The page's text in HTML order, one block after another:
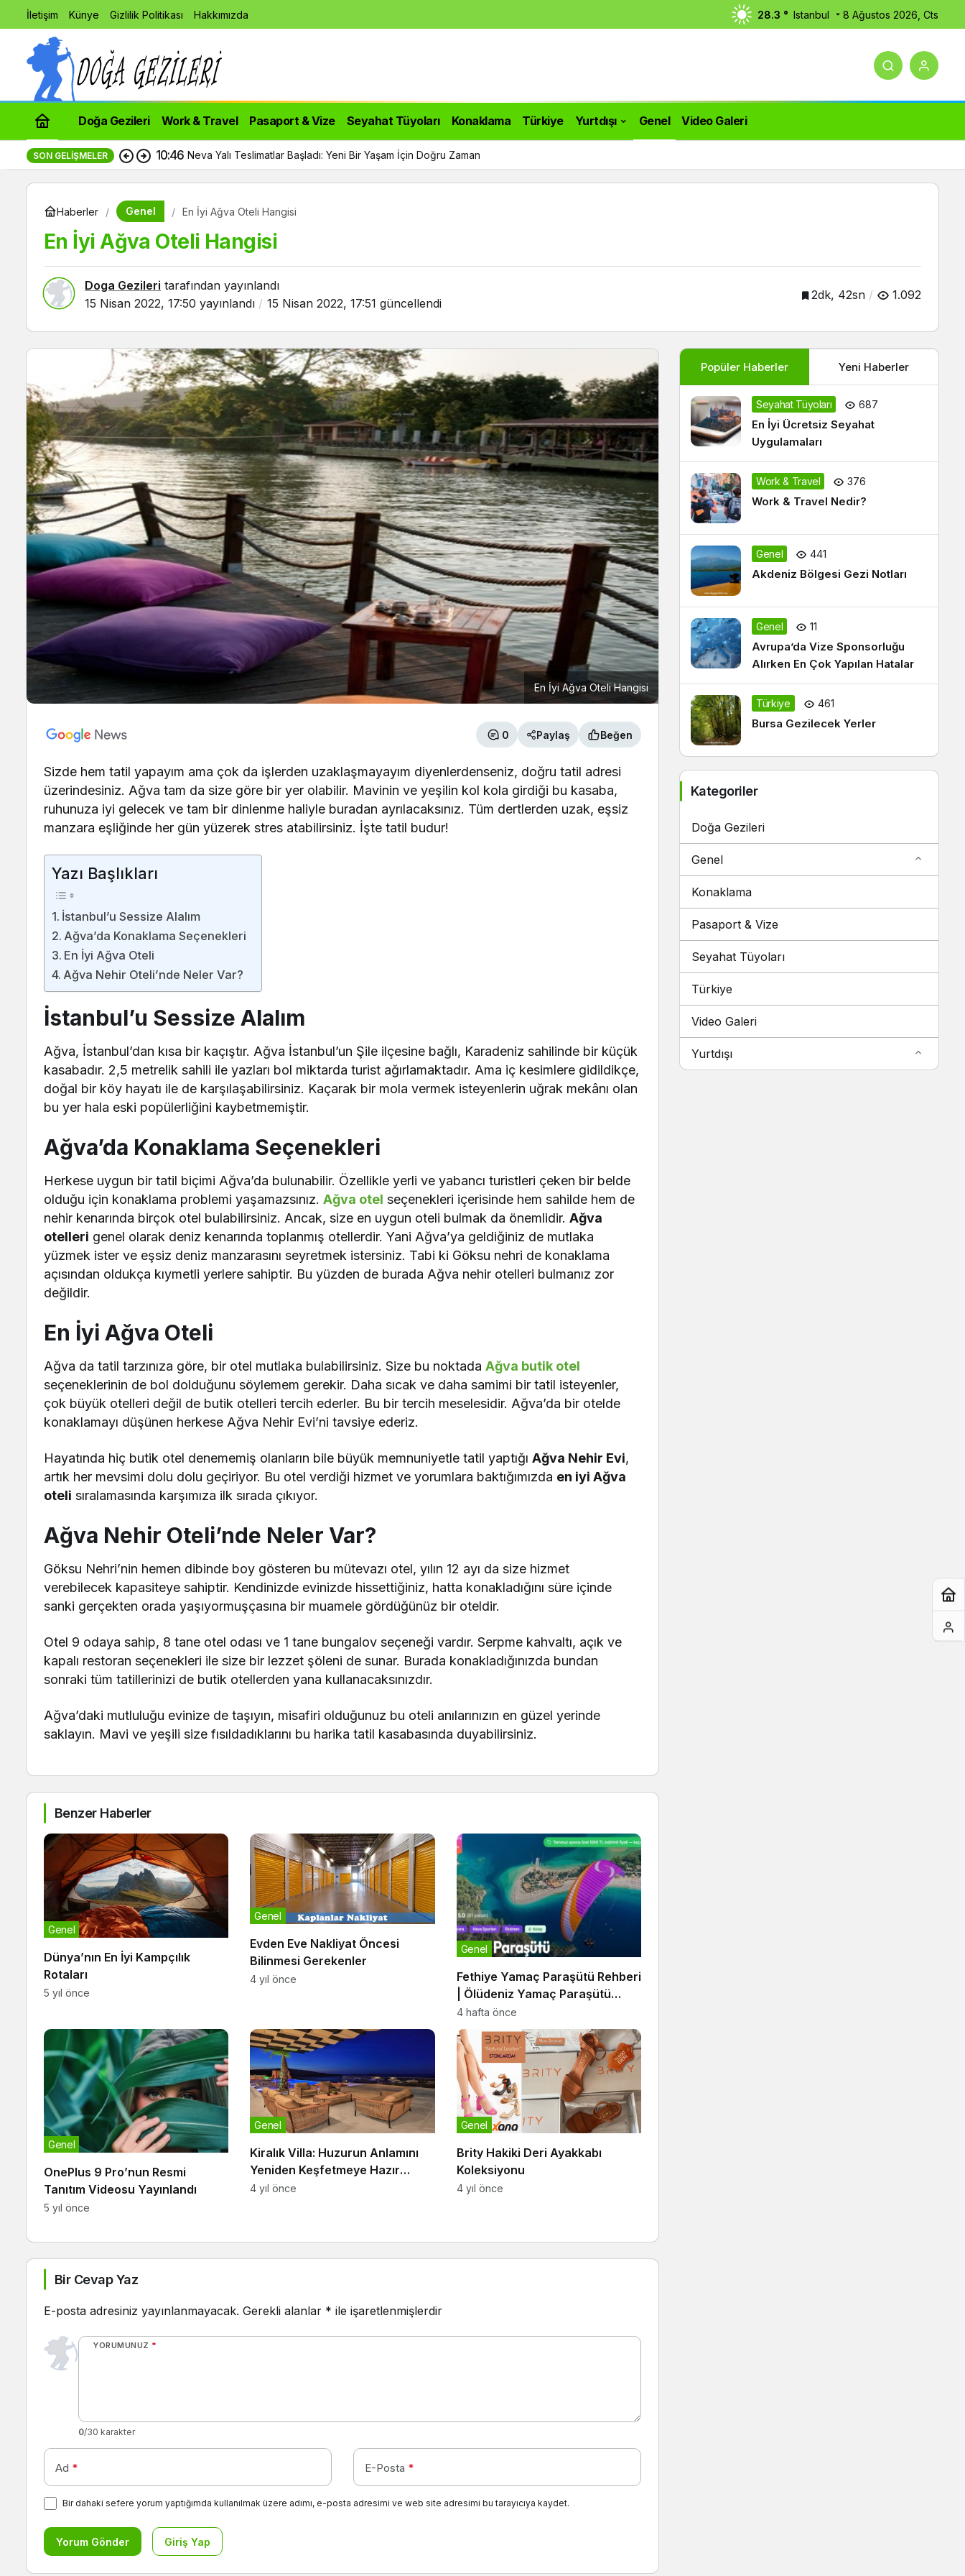
İletişim Künye Gizlilik Politikası Hakkımızda 28.3 ° Istanbul 8 Ağustos 2026, Cts
Doğa Gezileri Work & Travel Pasaport & Vize Seyahat Tüyoları Konaklama Türkiye Yurtdışı Genel Video Galeri
SON GELIŞMELER 10:46 Neva Yalı Teslimatlar Başladı: Yeni Bir Yaşam İçin Doğru Zaman
Haberler Genel En İyi Ağva Oteli Hangisi
En İyi Ağva Oteli Hangisi
Doga Gezileri tarafından yayınlandı
15 Nisan 2022, 17:50 yayınlandı 15 Nisan 2022, 17:51 güncellendi
2dk, 42sn 1.092
En İyi Ağva Oteli Hangisi
0 Paylaş Beğen
Sizde hem tatil yapayım ama çok da işlerden uzaklaşmayayım diyenlerdenseniz, doğru tatil adresi
üzerindesiniz. Ağva tam da size göre bir yer olabilir. Mavinin ve yeşilin kol kola girdiği bu kasaba,
ruhunuza iyi gelecek ve tam bir dinlenme haliyle buradan ayrılacaksınız. Tüm dertlerden uzak, eşsiz
manzara eşliğinde her gün yüzerek stres atabilirsiniz. İşte tatil budur!
Yazı Başlıkları
İstanbul’u Sessize Alalım
Ağva’da Konaklama Seçenekleri
En İyi Ağva Oteli
Ağva Nehir Oteli’nde Neler Var?
İstanbul’u Sessize Alalım
Ağva, İstanbul’dan kısa bir kaçıştır. Ağva İstanbul’un Şile ilçesine bağlı, Karadeniz sahilinde bir küçük
kasabadır. 2,5 metrelik sahili ile yazları bol miktarda turist ağırlamaktadır. Ama iç kesimlere gidildikçe,
doğal bir köy hayatı ile de karşılaşabilirsiniz. Kaçarak bir mola vermek isteyenlerin uğrak mekânı olan
bu yer hala eski popülerliğini kaybetmemiştir.
Ağva’da Konaklama Seçenekleri
Herkese uygun bir tatil biçimi Ağva’da bulunabilir. Özellikle yerli ve yabancı turistleri çeken bir belde
olduğu için konaklama problemi yaşamazsınız.Ağva otel seçenekleri içerisinde hem sahilde hem de
nehir kenarında birçok otel bulabilirsiniz. Ancak, size en uygun oteli bulmak da önemlidir.Ağva
otelleri genel olarak deniz kenarında toplanmış otellerdir. Yani Ağva’ya geldiğiniz de mutlaka
yüzmek ister ve eşsiz deniz manzarasını seyretmek istersiniz. Tabi ki Göksu nehri de konaklama
açısından oldukça kıymetli yerlere sahiptir. Bu yüzden de burada Ağva nehir otelleri bulmanız zor
değildir.
En İyi Ağva Oteli
Ağva da tatil tarzınıza göre, bir otel mutlaka bulabilirsiniz. Size bu noktadaAğva butik otel
seçeneklerinin de bol dolduğunu söylemem gerekir. Daha sıcak ve daha samimi bir tatil isteyenler,
çok büyük otelleri değil de butik otelleri tercih ederler. Bu bir tercih meselesidir. Ağva’da bir otelde
konaklamayı düşünen herkese Ağva Nehir Evi’ni tavsiye ederiz.
Hayatında hiç butik otel denememiş olanların bile büyük memnuniyetle tatil yaptığıAğva Nehir Evi,
artık her mevsimi dolu dolu geçiriyor. Bu otel verdiği hizmet ve yorumlara baktığımızda en iyi Ağva
oteli sıralamasında karşımıza ilk sırada çıkıyor.
Ağva Nehir Oteli’nde Neler Var?
Göksu Nehri’nin hemen dibinde boy gösteren bu mütevazı otel, yılın 12 ayı da size hizmet
verebilecek kapasiteye sahiptir. Kendinizde evinizde hissettiğiniz, hatta konakladığını süre içinde
sanki gerçekten orada yaşıyormuşçasına bir muamele gördüğünüz bir oteldir.
Otel 9 odaya sahip, 8 tane otel odası ve 1 tane bungalov seçeneği vardır. Serpme kahvaltı, açık ve
kapalı restoran seçenekleri ile size bir lezzet şöleni de sunar. Burada konakladığınızda bundan
sonraki tüm tatillerinizi de butik otellerden yana kullanacaksınızdır.
Ağva’daki mutluluğu evinize de taşıyın, misafiri olduğunuz bu oteli anılarınızın en güzel yerinde
saklayın. Mavi ve yeşili size fısıldadıklarını bu harika tatil kasabasında duyabilirsiniz.
Benzer Haberler
Dünya’nın En İyi Kampçılık
Rotaları
Genel
5 yıl önce
Evden Eve Nakliyat Öncesi
Bilinmesi Gerekenler
Genel
4 yıl önce
Fethiye Yamaç Paraşütü Rehberi
| Ölüdeniz Yamaç Paraşütü
Deneyimi, Fiyatları ve Bilmeniz
Gerekenler
Genel
4 hafta önce
OnePlus 9 Pro’nun Resmi
Tanıtım Videosu Yayınlandı
Genel
5 yıl önce
Kiralık Villa: Huzurun Anlamını
Yeniden Keşfetmeye Hazır
Mısınız?
Genel
4 yıl önce
Brity Hakiki Deri Ayakkabı
Koleksiyonu
Genel
4 yıl önce
Bir Cevap Yaz
E-posta adresiniz yayınlanmayacak. Gerekli alanlar * ile işaretlenmişlerdir
YORUMUNUZ *
0/30 karakter
Ad * E-Posta *
Bir dahaki sefere yorum yaptığımda kullanılmak üzere adımı, e-posta adresimi ve web site adresimi bu tarayıcıya kaydet.
Yorum Gönder Giriş Yap
Popüler Haberler Yeni Haberler
Seyahat Tüyoları 687
En İyi Ücretsiz Seyahat
Uygulamaları
Work & Travel 376
Work & Travel Nedir?
Genel 441
Akdeniz Bölgesi Gezi Notları
Genel 11
Avrupa’da Vize Sponsorluğu
Alırken En Çok Yapılan Hatalar
Türkiye 461
Bursa Gezilecek Yerler
Kategoriler
Doğa Gezileri
Genel
Konaklama
Pasaport & Vize
Seyahat Tüyoları
Türkiye
Video Galeri
Yurtdışı